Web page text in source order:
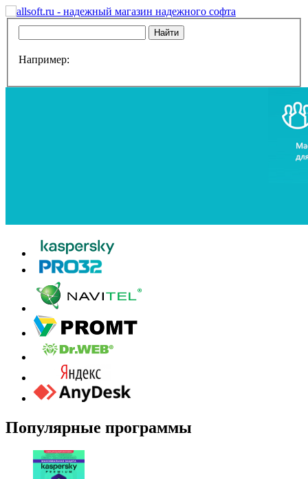
Например:
Популярные программы